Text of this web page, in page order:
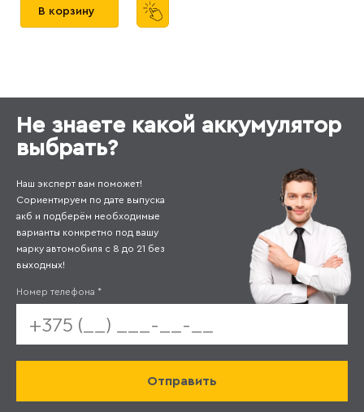
В корзину
Не знаете какой аккумулятор
выбрать?
Наш эксперт вам поможет!
Сориентируем по дате выпуска
акб и подберём необходимые
варианты конкретно под вашу
марку автомобиля с 8 до 21 без
выходных!
Номер телефона *